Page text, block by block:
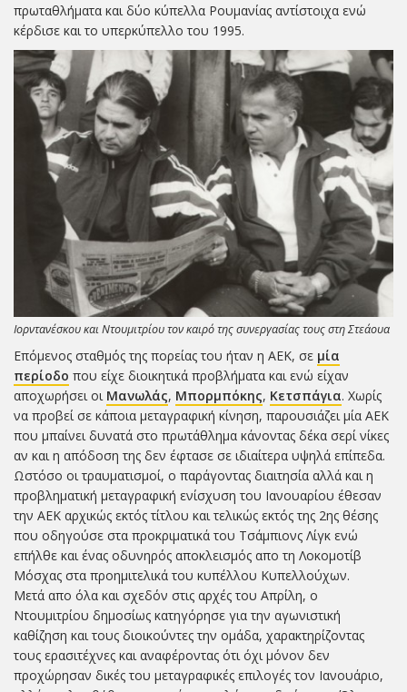
πρωταθλήματα και δύο κύπελλα Ρουμανίας αντίστοιχα ενώ
κέρδισε και το υπερκύπελλο του 1995.
Ιορντανέσκου και Ντουμιτρίου τον καιρό της συνεργασίας τους στη Στεάουα
Επόμενος σταθμός της πορείας του ήταν η ΑΕΚ, σε μία
περίοδο που είχε διοικητικά προβλήματα και ενώ είχαν
αποχωρήσει οι Μανωλάς, Μπορμπόκης, Κετσπάγια. Xωρίς
να προβεί σε κάποια μεταγραφική κίνηση, παρουσιάζει μία ΑΕΚ
που μπαίνει δυνατά στο πρωτάθλημα κάνοντας δέκα σερί νίκες
αν και η απόδοση της δεν έφτασε σε ιδιαίτερα υψηλά επίπεδα.
Ωστόσο οι τραυματισμοί, ο παράγοντας διαιτησία αλλά και η
προβληματική μεταγραφική ενίσχυση του Ιανουαρίου έθεσαν
την ΑΕΚ αρχικώς εκτός τίτλου και τελικώς εκτός της 2ης θέσης
που οδηγούσε στα προκριματικά του Τσάμπιονς Λίγκ ενώ
επήλθε και ένας οδυνηρός αποκλεισμός απο τη Λοκομοτίβ
Μόσχας στα προημιτελικά του κυπέλλου Κυπελλούχων.
Μετά απο όλα και σχεδόν στις αρχές του Απρίλη, ο
Ντουμιτρίου δημοσίως κατηγόρησε για την αγωνιστική
καθίζηση και τους διοικούντες την ομάδα, χαρακτηρίζοντας
τους ερασιτέχνες και αναφέροντας ότι όχι μόνον δεν
προχώρησαν δικές του μεταγραφικές επιλογές τον Ιανουάριο,